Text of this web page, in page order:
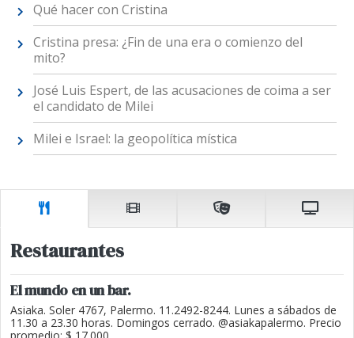
Qué hacer con Cristina
Cristina presa: ¿Fin de una era o comienzo del
mito?
José Luis Espert, de las acusaciones de coima a ser
el candidato de Milei
Milei e Israel: la geopolítica mística
Restaurantes
El mundo en un bar.
Asiaka. Soler 4767, Palermo. 11.2492-8244. Lunes a sábados de
11.30 a 23.30 horas. Domingos cerrado. @asiakapalermo. Precio